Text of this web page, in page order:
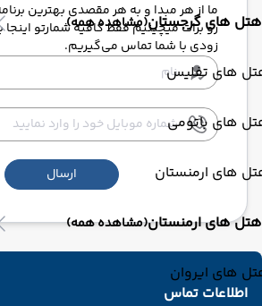
هتل های گرجستان(مشاهده همه)
های تفلیس
های باتومی
های ارمنستان
هتل های ارمنستان(مشاهده همه)
های ایروان
ما از هر مبدا و به هر مقصدی بهترین
رو برات میچینیم فقط کافیه شمارتو اینجا
زودی با شما تماس می‌گیریم.
ارسال
اطلاعات تماس